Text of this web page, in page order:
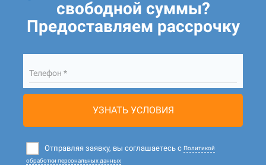
свободной суммы?
Предоставляем рассрочку
Телефон *
УЗНАТЬ УСЛОВИЯ
Отправляя заявку, вы соглашаетесь с Политикой
обработки персональных данных